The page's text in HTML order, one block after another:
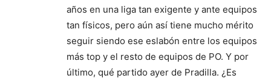
años en una liga tan exigente y ante equipos
tan físicos, pero aún así tiene mucho mérito
seguir siendo ese eslabón entre los equipos
más top y el resto de equipos de PO. Y por
último, qué partido ayer de Pradilla. ¿Es